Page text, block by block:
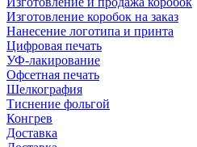
Изготовление коробок на заказ
Нанесение логотипа и принта
Цифровая печать
УФ-лакирование
Офсетная печать
Шелкография
Тиснение фольгой
Конгрев
Доставка